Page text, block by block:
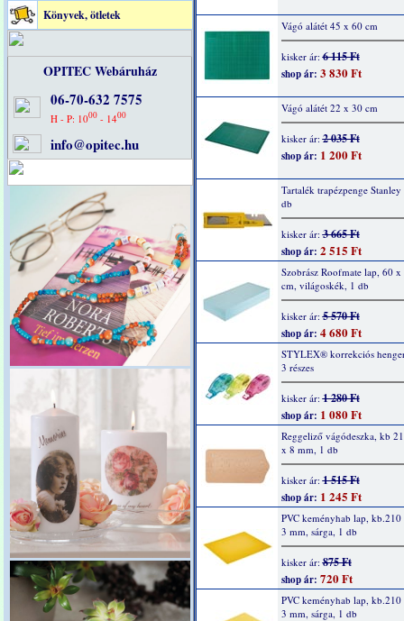
Könyvek, ötletek
OPITEC Webáruház
06-70-632 7575
H - P: 1000 - 1400
info@opitec.hu
Vágó alátét 45 x 60 cm
kisker ár:6 115 Ft
shop ár: 3 830 Ft
Vágó alátét 22 x 30 cm
kisker ár:2 035 Ft
shop ár: 1 200 Ft
Tartalék trapézpenge
db
kisker ár:3 665 Ft
shop ár: 2 515 Ft
Szobrász Roofmate lap, 60
cm, világoskék, 1 db
kisker ár:5 570 Ft
shop ár: 4 680 Ft
STYLEX® korrekciós
3 részes
kisker ár:1 280 Ft
shop ár: 1 080 Ft
Reggeliző vágódeszka, kb
x 8 mm, 1 db
kisker ár:1 515 Ft
shop ár: 1 245 Ft
PVC keményhab lap,
3 mm, sárga, 1 db
kisker ár:875 Ft
shop ár: 720 Ft
PVC keményhab lap,
3 mm, sárga, 1 db